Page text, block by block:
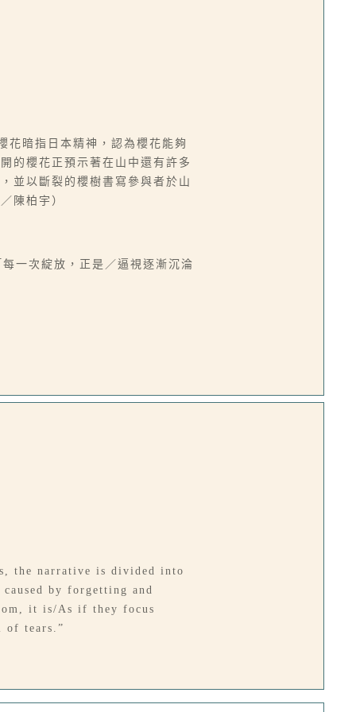
花暗指日本精神，認為櫻花能夠
的櫻花正預示著在山中還有許多
並以斷裂的櫻樹書寫參與者於山
陳柏宇）
一次綻放，正是／逼視逐漸沉淪
the narrative is divided into
by forgetting and
it is/As if they focus
of tears.”